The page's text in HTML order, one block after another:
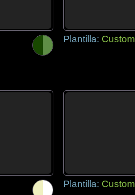
Plantilla: Custom
Plantilla: Custom